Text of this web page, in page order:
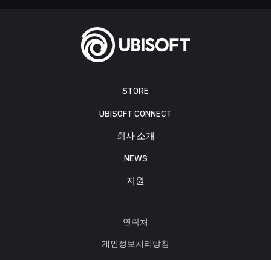
STORE
UBISOFT CONNECT
회사 소개
NEWS
지원
연락처
개인정보처리방침